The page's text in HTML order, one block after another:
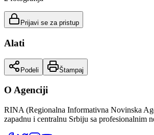
Prijavi se za pristup
Alati
Podeli Štampaj
O Agenciji
RINA (Regionalna Informativna Novinska
zapadnu i centralnu Srbiju sa profesionalnim